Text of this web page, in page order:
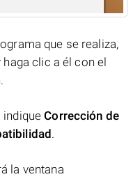
que se realiza,
haga clic a él con el
indiqueCorrección de
.
la ventana